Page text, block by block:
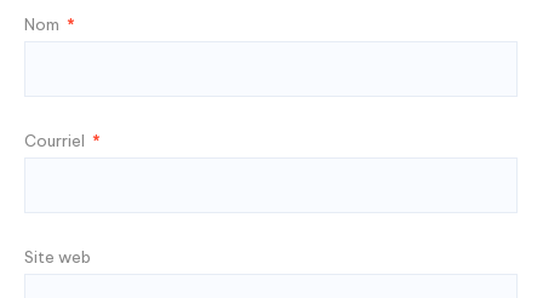
Nom *
Courriel *
Site web